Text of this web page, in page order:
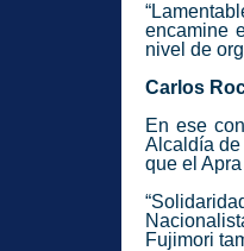
encamine
nivel de
Carlos
En ese
Alcaldía de
que el
Fujimori